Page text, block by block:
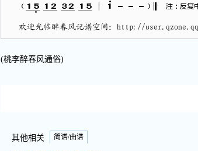
(桃李醉春风通俗)
其他相关 简谱/曲谱